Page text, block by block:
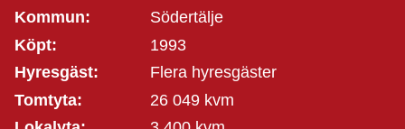
Kommun:
Södertälje
Köpt:
1993
Hyresgäst:
Flera hyresgäster
Tomtyta:
26 049 kvm